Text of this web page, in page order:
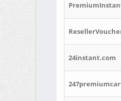
24instant.com